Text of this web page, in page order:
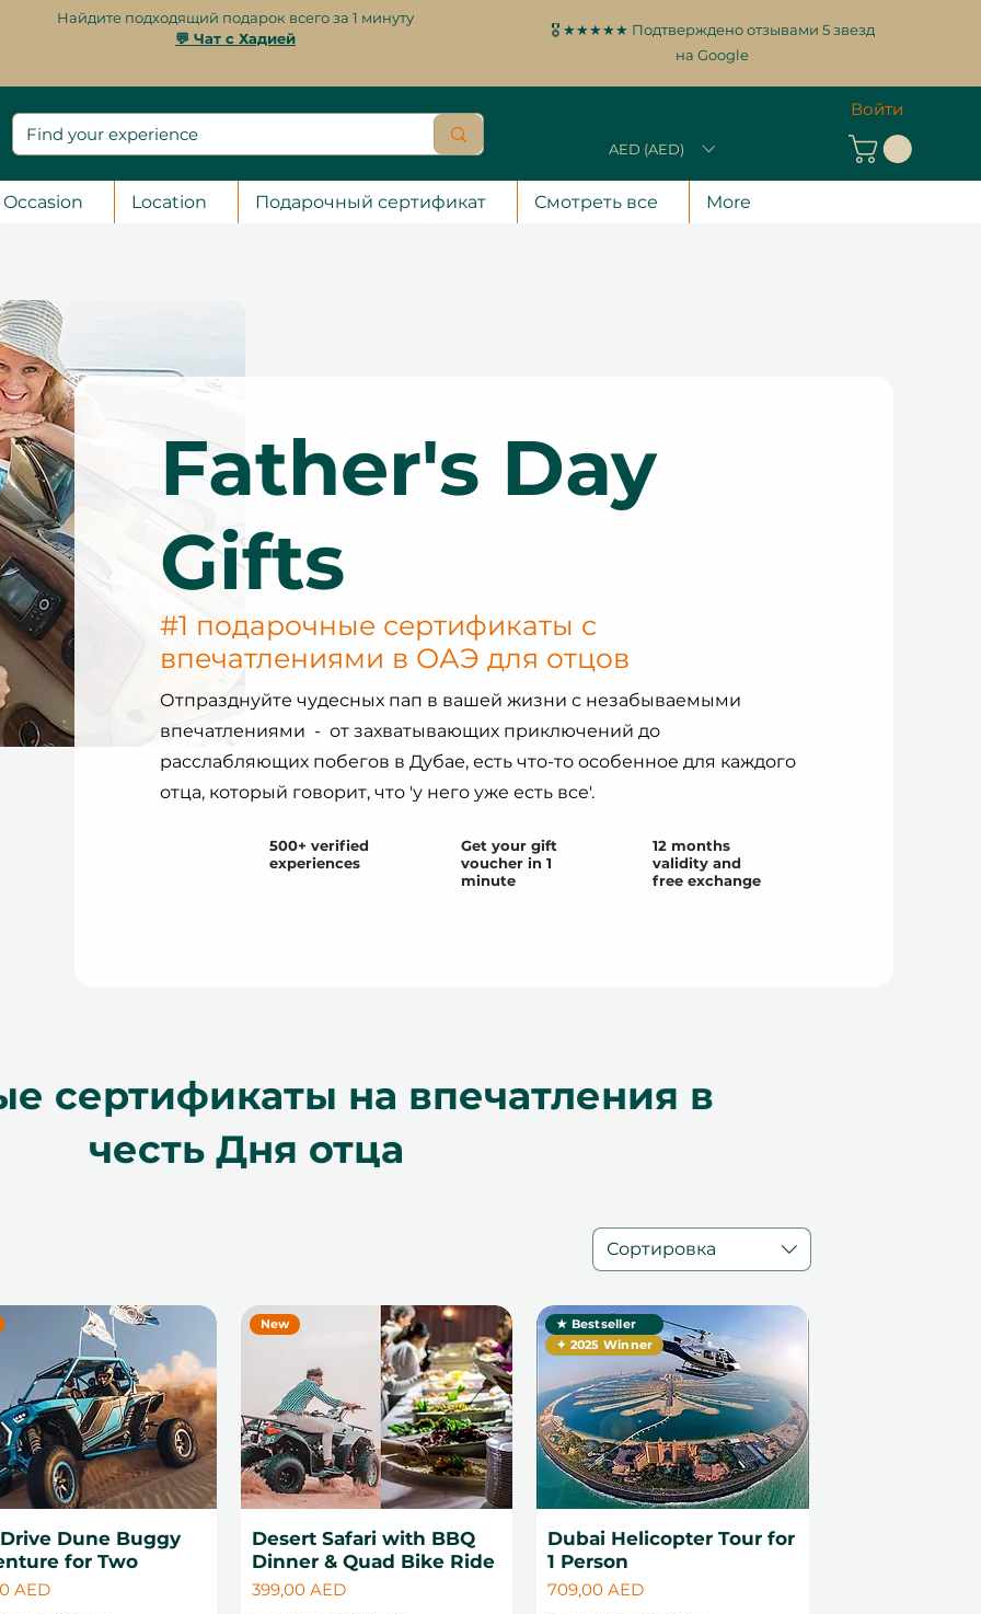
Найдите подходящий подарок всего за 1 минуту
💬 Чат с Хадией
🎖️ ★★★★★ Подтверждено отзывами 5 звезд
на Google
AED (AED)
Войти
Occasion Location Подарочный сертификат Смотреть все More
Father's Day
Gifts
#1 подарочные сертификаты с
впечатлениями в ОАЭ для отцов
Отпразднуйте чудесных пап в вашей жизни с незабываемыми
впечатлениями - от захватывающих приключений до
расслабляющих побегов в Дубае, есть что-то особенное для каждого
отца, который говорит, что 'у него уже есть все'.
500+ verified
experiences
Get your gift
voucher in 1
minute
12 months
validity and
free exchange
сертификаты на впечатления в
честь Дня отца
Сортировка
Dune Buggy
for Two
AED
New
Desert Safari with BBQ
Dinner & Quad Bike Ride
Цена
399,00 AED
★ Bestseller
✦ 2025 Winner
Dubai Helicopter Tour for
1 Person
Цена
709,00 AED